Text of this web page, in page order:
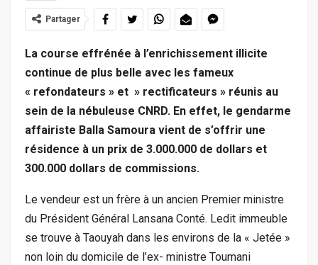
Partager
La course effrénée à l’enrichissement illicite
continue de plus belle avec les fameux
« refondateurs » et » rectificateurs » réunis au
sein de la nébuleuse CNRD. En effet, le gendarme
affairiste Balla Samoura vient de s’offrir une
résidence à un prix de 3.000.000 de dollars et
300.000 dollars de commissions.
Le vendeur est un frère à un ancien Premier ministre
du Président Général Lansana Conté. Ledit immeuble
se trouve à Taouyah dans les environs de la « Jetée »
non loin du domicile de l’ex- ministre Toumani